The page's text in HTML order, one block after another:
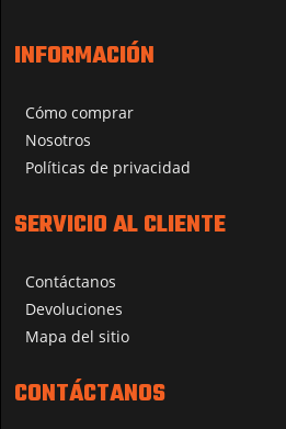
INFORMACIÓN
Cómo comprar
Nosotros
Políticas de privacidad
SERVICIO AL CLIENTE
Contáctanos
Devoluciones
Mapa del sitio
CONTÁCTANOS